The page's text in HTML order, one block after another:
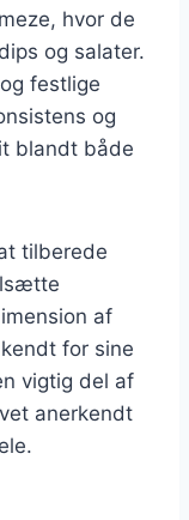
hvor de
og salater.
festlige
og
blandt både
tilberede
af
for sine
vigtig del af
anerkendt